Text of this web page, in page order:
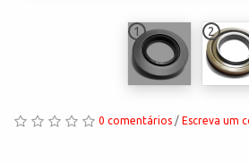
1 2
0 comentários / Escreva um